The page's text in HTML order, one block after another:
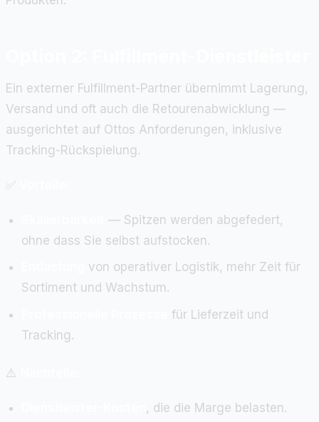
Ein externer Fulfillment-Partner übernimmt Lagerung,
Versand und oft auch die Retourenabwicklung —
ausgerichtet auf Ottos Anforderungen, inklusive
Tracking-Rückspielung.
— Spitzen werden abgefedert,
ohne dass Sie selbst aufstocken.
von operativer Logistik, mehr Zeit für
Sortiment und Wachstum.
für Lieferzeit und
Tracking.
⚠️
, die die Marge belasten.